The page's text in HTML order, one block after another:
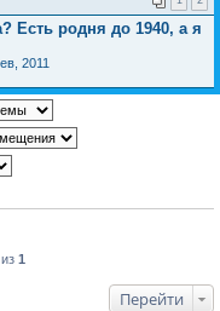
Есть родня до 1940, а я
2011
из 1
Перейти